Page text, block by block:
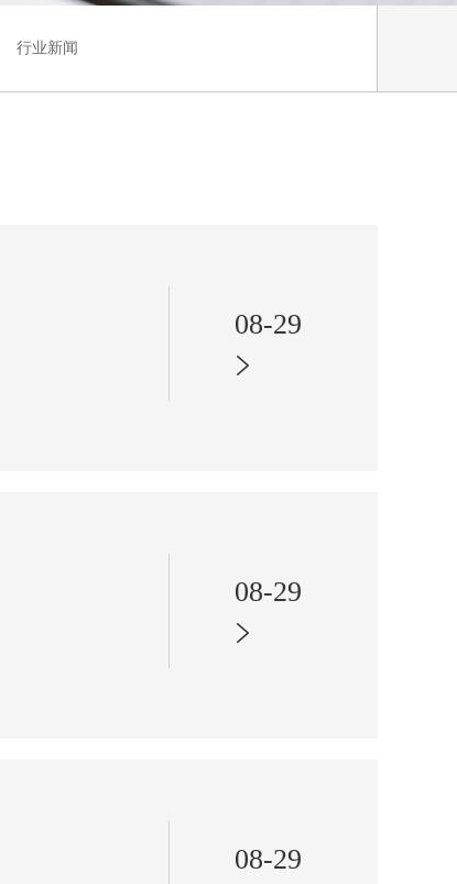
行业新闻
08-29
08-29
08-29